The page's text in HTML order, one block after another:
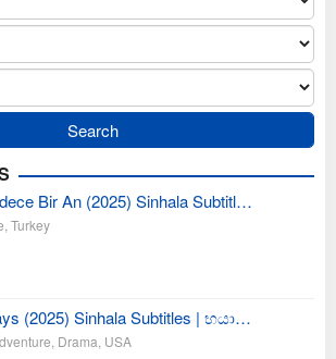
Bir An (2025) Sinhala Subtitl…
Turkey
(2025) Sinhala Subtitles | භයා…
Drama USA